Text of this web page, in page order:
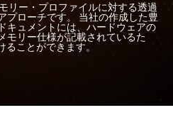
モリー・プロファイルに対する透過
プローチです。 当社の作成した豊
キュメントには、ハードウェアの
モリー仕様が記載されているた
ることができます。